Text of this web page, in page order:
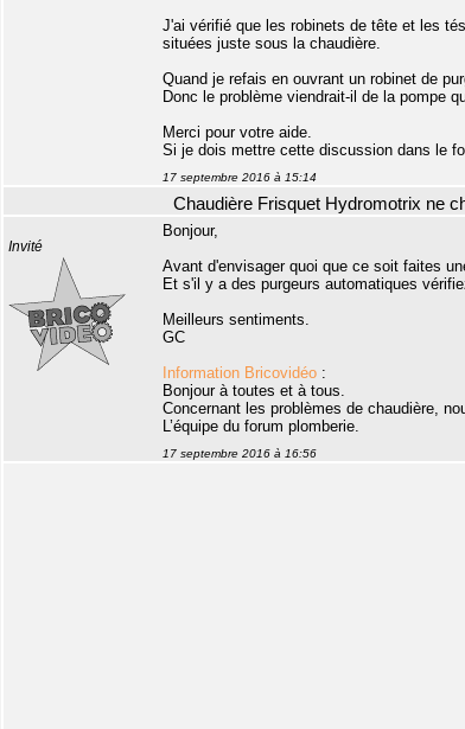
J'ai vérifié que les robinets de tête et les
situées juste sous la chaudière.
Quand je refais en ouvrant un robinet de
Donc le problème viendrait-il de la pompe
Merci pour votre aide.
Si je dois mettre cette discussion dans le
17 septembre 2016 à 15:14
Chaudière Frisquet Hydromotrix ne
Invité
Bonjour,
Avant d'envisager quoi que ce soit faites
Et s'il y a des purgeurs automatiques
Meilleurs sentiments.
GC
Information Bricovidéo :
Bonjour à toutes et à tous.
Concernant les problèmes de chaudière,
L’équipe du forum plomberie.
17 septembre 2016 à 16:56